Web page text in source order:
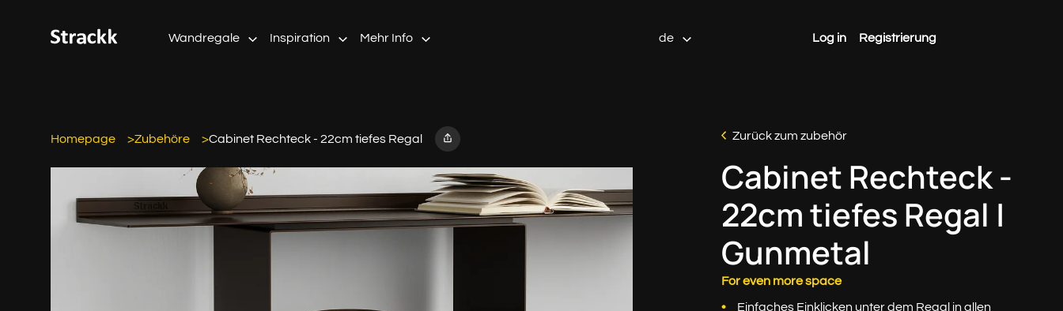
Wandregale Inspiration Mehr Info de Log in Registrierung
Homepage Zubehöre Cabinet Rechteck - 22cm tiefes Regal Zurück zum zubehör
Cabinet Rechteck -
22cm tiefes Regal |
Gunmetal
For even more space
Einfaches Einklicken unter dem Regal in allen